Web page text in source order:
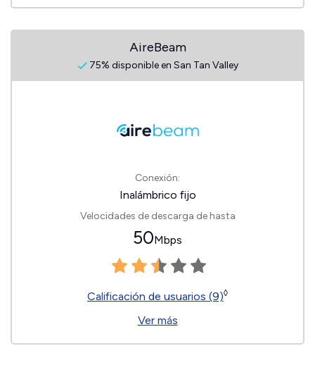
AireBeam
75% disponible en San Tan Valley
Conexión:
Inalámbrico fijo
Velocidades de descarga de hasta
50Mbps
Calificación de usuarios (9)◊
Ver más